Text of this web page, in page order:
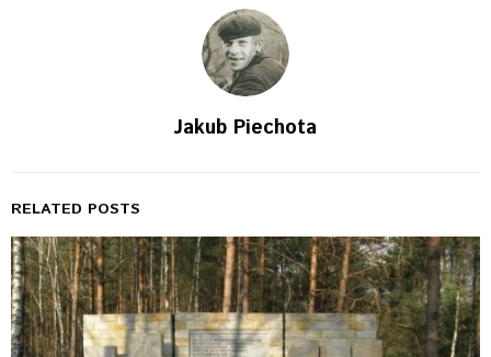
Jakub Piechota
RELATED POSTS